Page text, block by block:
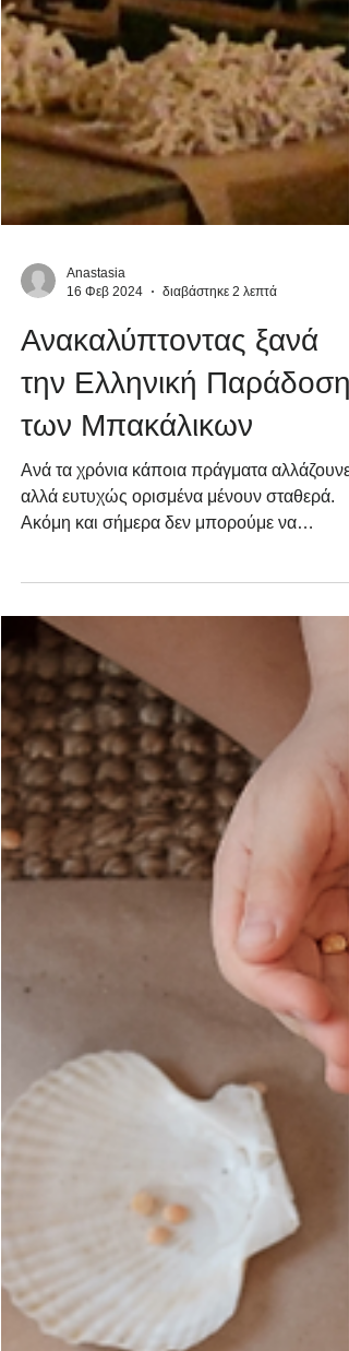
Anastasia
16 Φεβ 2024
διαβάστηκε 2 λεπτά
Ανακαλύπτοντας ξανά
την Ελληνική Παράδοση
αλλά ευτυχώς ορισμένα μένουν σταθερά.
Ακόμη και σήμερα δεν μπορούμε να
σκεφτούμε ορισμένες...